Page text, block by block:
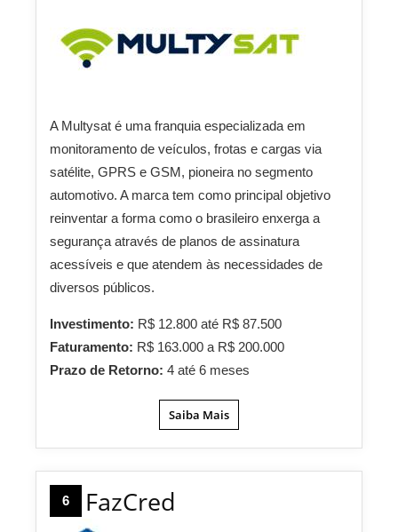
A Multysat é uma franquia especializada em
monitoramento de veículos, frotas e cargas via
satélite, GPRS e GSM, pioneira no segmento
automotivo. A marca tem como principal objetivo
reinventar a forma como o brasileiro enxerga a
segurança através de planos de assinatura
acessíveis e que atendem às necessidades de
diversos públicos.
Investimento: R$ 12.800 até R$ 87.500
Faturamento: R$ 163.000 a R$ 200.000
Prazo de Retorno: 4 até 6 meses
Saiba Mais
6 FazCred